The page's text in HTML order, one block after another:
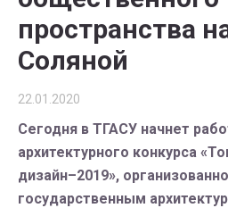
пространства
Соляной
22.01.2020
Сегодня в ТГАСУ начнет
архитектурного конкурса
дизайн–2019»,
государственным